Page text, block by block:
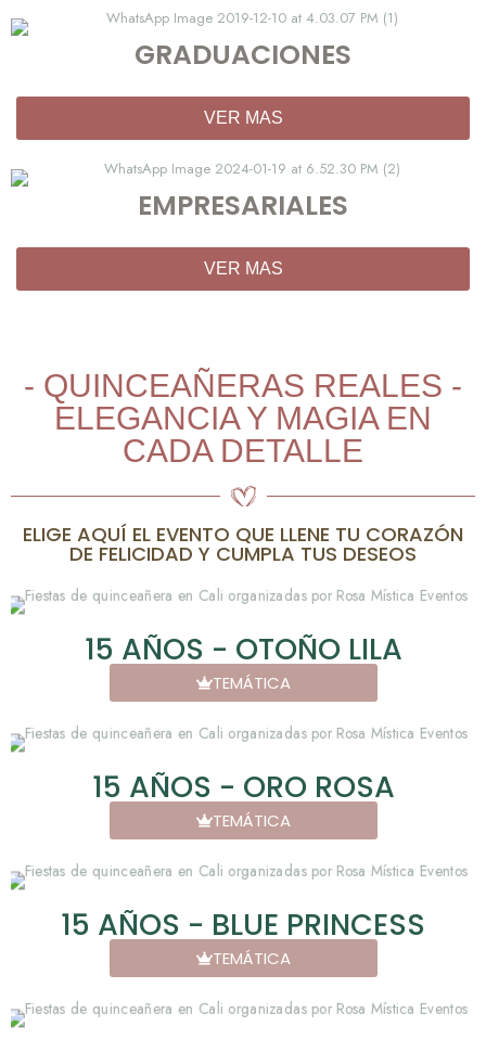
GRADUACIONES
VER MAS
EMPRESARIALES
VER MAS
- QUINCEAÑERAS REALES -
ELEGANCIA Y MAGIA EN
CADA DETALLE
ELIGE AQUÍ EL EVENTO QUE LLENE TU CORAZÓN
DE FELICIDAD Y CUMPLA TUS DESEOS
15 AÑOS - OTOÑO LILA
TEMÁTICA
15 AÑOS - ORO ROSA
TEMÁTICA
15 AÑOS - BLUE PRINCESS
TEMÁTICA